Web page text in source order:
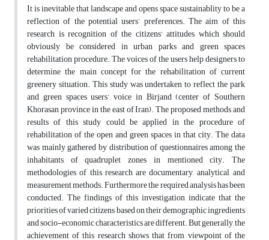
It is inevitable that landscape and opens space sustainablity to be a
reflection of the potential users’ preferences. The aim of this
research is recognition of the citizens' attitudes which should
obviously be considered in urban parks and green spaces
rehabilitation procedure. The voices of the users help designers to
determine the main concept for the rehabilitation of current
greenery situation. This study was undertaken to reflect the park
and green spaces users’ voice in Birjand (center of Southern
Khorasan province in the east of Iran). The proposed methods and
results of this study could be applied in the procedure of
rehabilitation of the open and green spaces in that city. The data
was mainly gathered by distribution of questionnaires among the
inhabitants of quadruplet zones in mentioned city. The
methodologies of this research are documentary, analytical, and
measurement methods. Furthermore the required analysis has been
conducted. The findings of this investigation indicate that the
priorities of varied citizens based on their demographic ingredients
and socio-economic characteristics are different. But generally, the
achievement of this research shows that from viewpoint of the